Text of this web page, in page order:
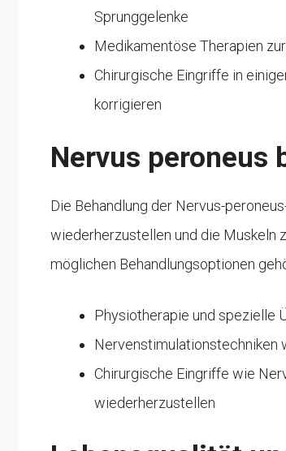
Sprunggelenke
Medikamentöse Therapien
Chirurgische Eingriffe in
korrigieren
Nervus peroneus
Die Behandlung der Nervus-
wiederherzustellen und die Muskeln
möglichen Behandlungsoptionen
Physiotherapie und spezielle
Nervenstimulationstechniken
Chirurgische Eingriffe wie
wiederherzustellen